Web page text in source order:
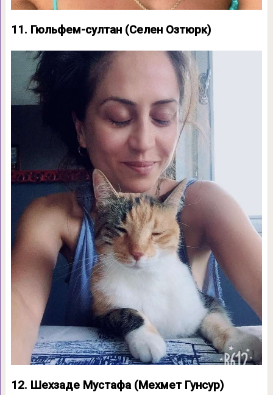
11. Гюльфем-султан (Селен Озтюрк)
12. Шехзаде Мустафа (Мехмет Гунсур)